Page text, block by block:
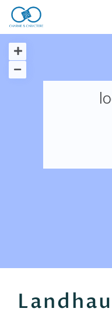
Accueil
Nos adresses